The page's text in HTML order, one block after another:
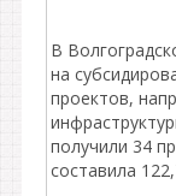
В
на
проектов,
получили 34
составила